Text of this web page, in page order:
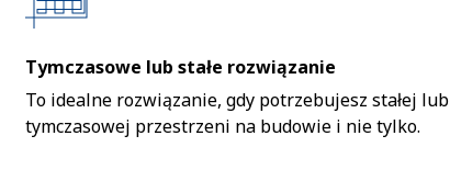
Tymczasowe lub stałe rozwiązanie
To idealne rozwiązanie, gdy potrzebujesz stałej lub
tymczasowej przestrzeni na budowie i nie tylko.